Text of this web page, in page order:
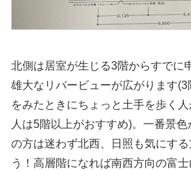
北側は居室が生じる3階からすでに
雄大なリバービューが広がります
をみたときにちょっと土手を歩く
人は5階以上がおすすめ)。一番景
の方は迷わず北西、日照も気にす
う！高層階になれば南西方向の富